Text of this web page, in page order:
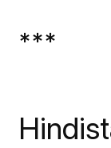
***